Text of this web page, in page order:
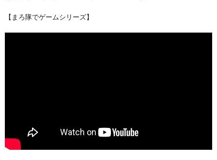
【まろ隊でゲームシリーズ】